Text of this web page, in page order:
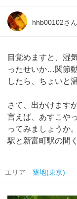
hhb00102さん
目覚めますと、湿
ったせいか…関節
したら、ちょいと
さて、出かけます
言えば、あすこや
ってみましょうか
駅と新富町駅の間
エリア 築地(東京)